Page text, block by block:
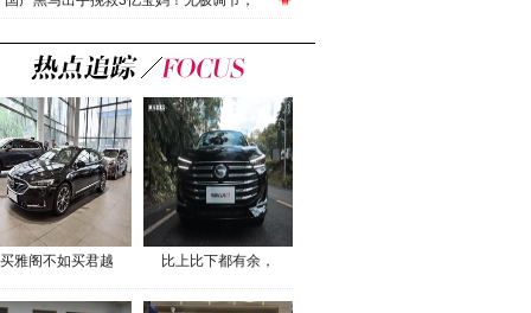
买雅阁不如买君越 比上比下都有余，